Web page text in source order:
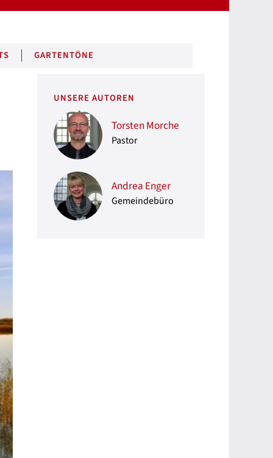
GARTENTÖNE
UNSERE AUTOREN
Torsten Morche
Pastor
Andrea Enger
Gemeindebüro